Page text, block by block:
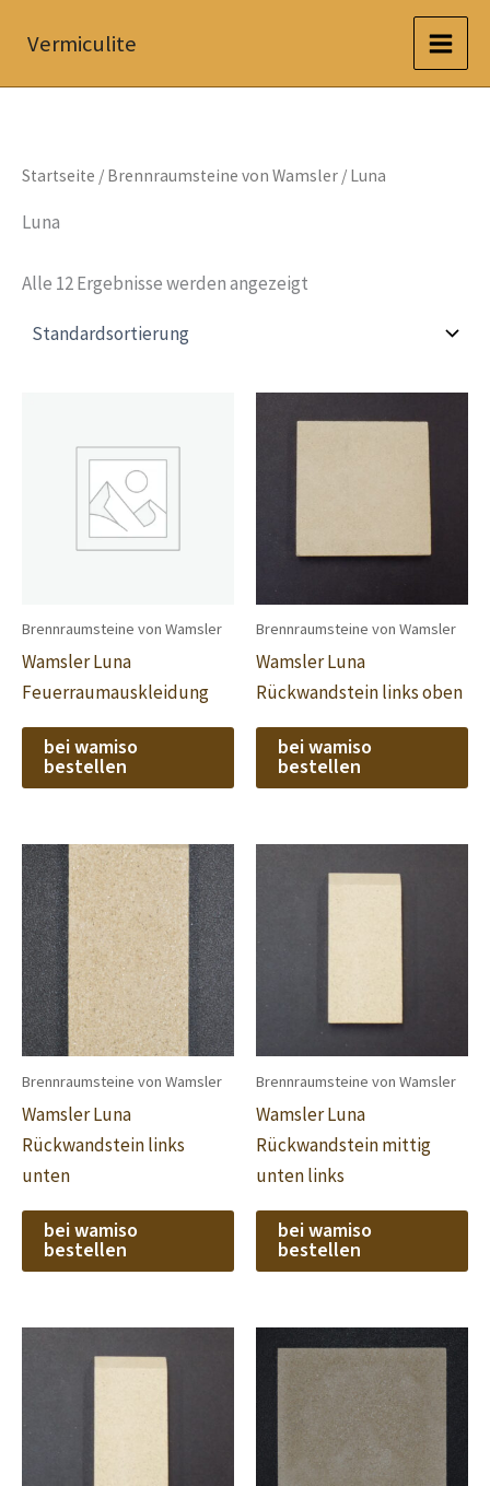
InhaltVermiculite
Startseite / Brennraumsteine von Wamsler / Luna
Luna
Alle 12 Ergebnisse werden angezeigt
Brennraumsteine von Wamsler
Wamsler Luna
Feuerraumauskleidung
bei wamiso
bestellen
Brennraumsteine von Wamsler
Wamsler Luna
Rückwandstein links oben
bei wamiso
bestellen
Brennraumsteine von Wamsler
Wamsler Luna
Rückwandstein links
unten
bei wamiso
bestellen
Brennraumsteine von Wamsler
Wamsler Luna
Rückwandstein mittig
unten links
bei wamiso
bestellen